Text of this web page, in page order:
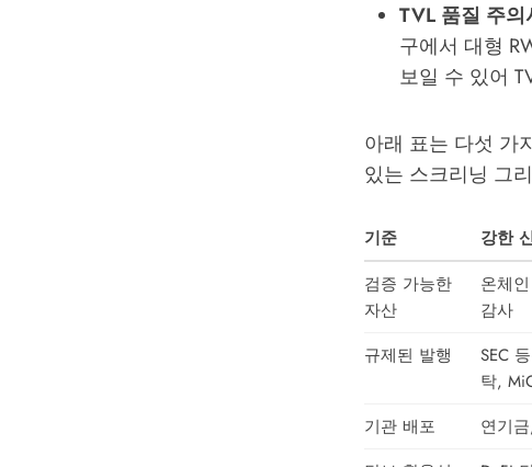
TVL 품질 주의
구에서 대형
보일 수 있어
아래 표는 다섯 가
있는 스크리닝 그
기준 강한
검증 가능한
자산
온체
감사
규제된 발행
SEC
탁,
기관 배포
연기